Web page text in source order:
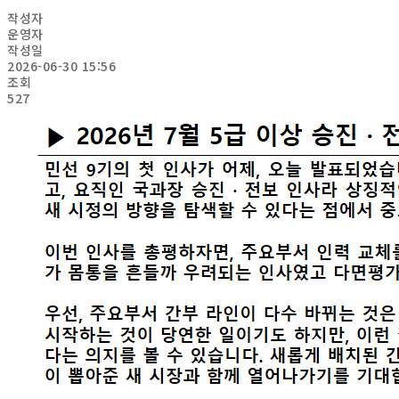
작성자
운영자
작성일
2026-06-30 15:56
조회
527